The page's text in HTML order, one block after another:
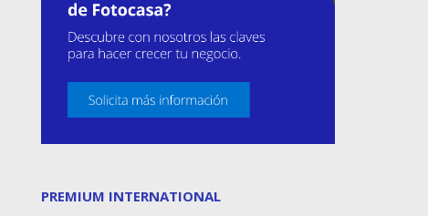
PREMIUM INTERNATIONAL